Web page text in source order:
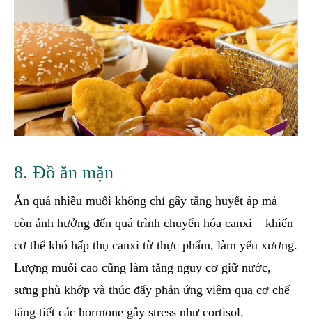
8. Đồ ăn mặn
Ăn quá nhiều muối không chỉ gây tăng huyết áp mà
còn ảnh hưởng đến quá trình chuyển hóa canxi – khiến
cơ thể khó hấp thụ canxi từ thực phẩm, làm yếu xương.
Lượng muối cao cũng làm tăng nguy cơ giữ nước,
sưng phù khớp và thúc đẩy phản ứng viêm qua cơ chế
tăng tiết các hormone gây stress như cortisol.